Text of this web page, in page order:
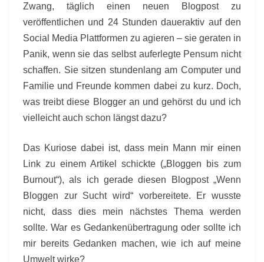
Zwang, täglich einen neuen Blogpost zu
veröffentlichen und 24 Stunden daueraktiv auf den
Social Media Plattformen zu agieren – sie geraten in
Panik, wenn sie das selbst auferlegte Pensum nicht
schaffen. Sie sitzen stundenlang am Computer und
Familie und Freunde kommen dabei zu kurz. Doch,
was treibt diese Blogger an und gehörst du und ich
vielleicht auch schon längst dazu?
Das Kuriose dabei ist, dass mein Mann mir einen
Link zu einem Artikel schickte („Bloggen bis zum
Burnout“), als ich gerade diesen Blogpost „Wenn
Bloggen zur Sucht wird“ vorbereitete. Er wusste
nicht, dass dies mein nächstes Thema werden
sollte. War es Gedankenübertragung oder sollte ich
mir bereits Gedanken machen, wie ich auf meine
Umwelt wirke?